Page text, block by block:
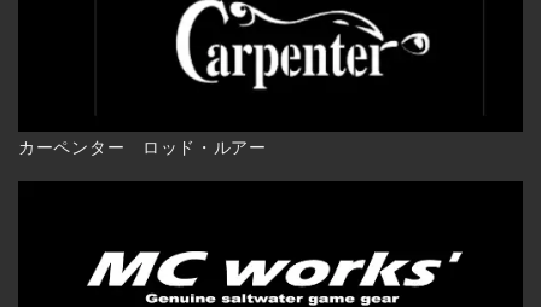
カーペンター ロッド・ルアー